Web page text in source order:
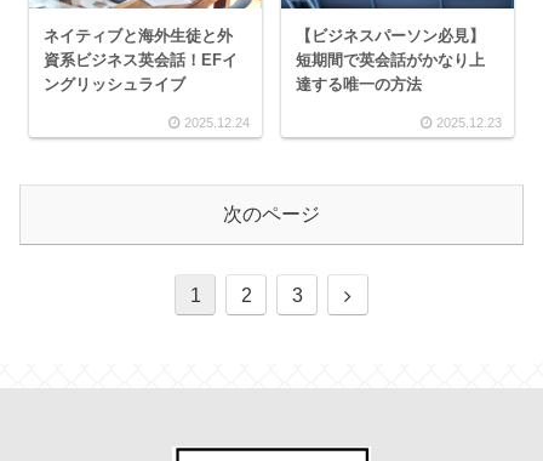
ネイティブと海外生徒と外
資系ビジネス英会話！EFイ
ングリッシュライブ
2025.12.24
【ビジネスパーソン必見】
短期間で英会話がかなり上
達する唯一の方法
2025.12.23
次のページ
1 2 3